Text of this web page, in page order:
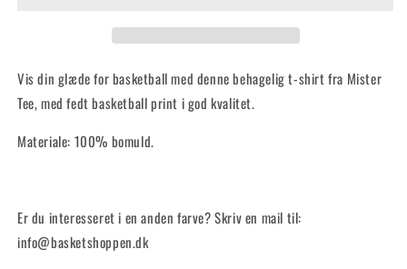
Vis din glæde for basketball med denne behagelig t-shirt fra Mister
Tee, med fedt basketball print i god kvalitet.
Materiale: 100% bomuld.
Er du interesseret i en anden farve? Skriv en mail til:
info@basketshoppen.dk